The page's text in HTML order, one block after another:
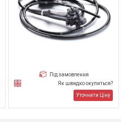
Під замовлення
Як швидко окупиться?
Уточнити Ціну